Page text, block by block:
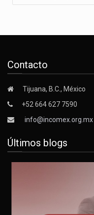
Contacto
Tijuana, B.C., México
+52 664 627 7590
info@incomex.org.mx
Últimos blogs